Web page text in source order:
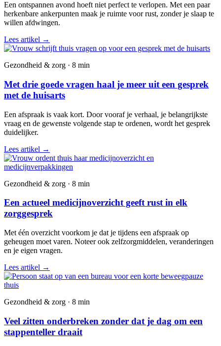
Een ontspannen avond hoeft niet perfect te verlopen. Met een paar
herkenbare ankerpunten maak je ruimte voor rust, zonder je slaap te
willen afdwingen.
Lees artikel →
Gezondheid & zorg · 8 min
Met drie goede vragen haal je meer uit een gesprek
met de huisarts
Een afspraak is vaak kort. Door vooraf je verhaal, je belangrijkste
vraag en de gewenste volgende stap te ordenen, wordt het gesprek
duidelijker.
Lees artikel →
Gezondheid & zorg · 8 min
Een actueel medicijnoverzicht geeft rust in elk
zorggesprek
Met één overzicht voorkom je dat je tijdens een afspraak op
geheugen moet varen. Noteer ook zelfzorgmiddelen, veranderingen
en je eigen vragen.
Lees artikel →
Gezondheid & zorg · 8 min
Veel zitten onderbreken zonder dat je dag om een
stappenteller draait